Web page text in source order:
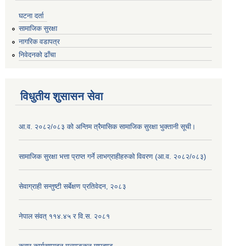
घटना दर्ता
सामाजिक सुरक्षा
नागरिक वडापत्र
निवेदनको ढाँचा
विधुतीय शुसासन सेवा
आ.व. २०८२/०८३ को अन्तिम त्रैमासिक सामाजिक सुरक्षा भुक्तानी सूची।
सामाजिक सुरक्षा भत्ता प्राप्त गर्ने लाभग्राहीहरुको विवरण (आ.व. २०८२/०८३)
सेवाग्राही सन्तुष्टी सर्बेक्षण प्रतिवेदन, २०८३
नेपाल संवत् ११४.४५ र वि.स. २०८१